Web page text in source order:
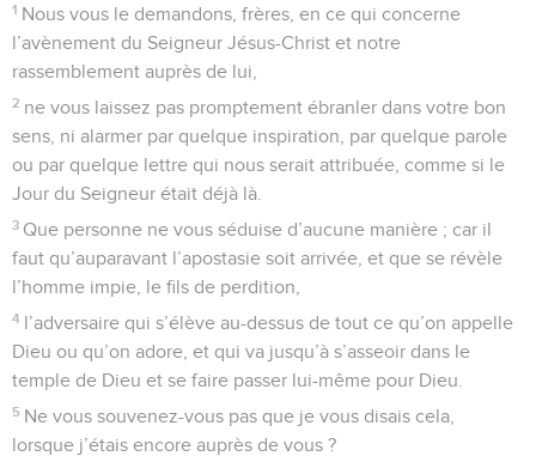
1 Nous vous le demandons, frères, en ce qui concerne
l’avènement du Seigneur Jésus-Christ et notre
rassemblement auprès de lui,
2 ne vous laissez pas promptement ébranler dans votre bon
sens, ni alarmer par quelque inspiration, par quelque parole
ou par quelque lettre qui nous serait attribuée, comme si le
Jour du Seigneur était déjà là.
3 Que personne ne vous séduise d’aucune manière ; car il
faut qu’auparavant l’apostasie soit arrivée, et que se révèle
l’homme impie, le fils de perdition,
4 l’adversaire qui s’élève au-dessus de tout ce qu’on appelle
Dieu ou qu’on adore, et qui va jusqu’à s’asseoir dans le
temple de Dieu et se faire passer lui-même pour Dieu.
5 Ne vous souvenez-vous pas que je vous disais cela,
lorsque j’étais encore auprès de vous ?